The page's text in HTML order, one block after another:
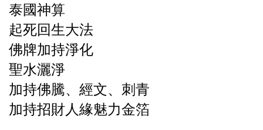
泰國神算
起死回生大法
佛牌加持淨化
聖水灑淨
加持佛騰、經文、刺青
加持招財人緣魅力金箔